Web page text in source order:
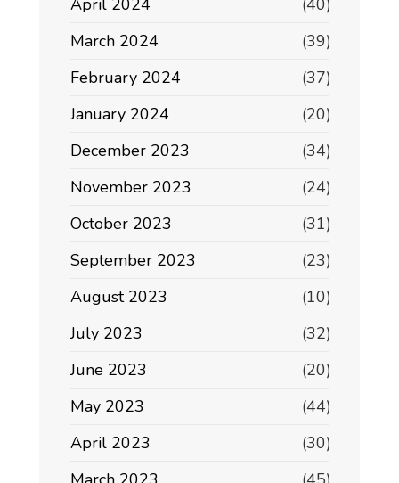
April 2024
(40)
March 2024
(39)
February 2024
(37)
January 2024
(20)
December 2023
(34)
November 2023
(24)
October 2023
(31)
September 2023
(23)
August 2023
(10)
July 2023
(32)
June 2023
(20)
May 2023
(44)
April 2023
(30)